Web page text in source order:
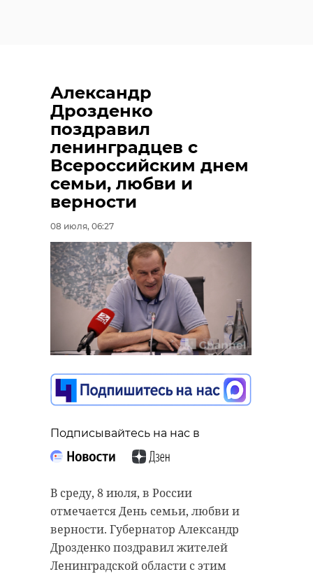
Александр
Дрозденко
поздравил
ленинградцев с
Всероссийским днем
семьи, любви и
верности
08 июля, 06:27
Подписывайтесь на нас в
В среду, 8 июля, в России
отмечается День семьи, любви и
верности. Губернатор Александр
Дрозденко поздравил жителей
Ленинградской области с этим